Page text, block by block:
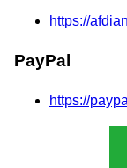
https://
PayPal
https://